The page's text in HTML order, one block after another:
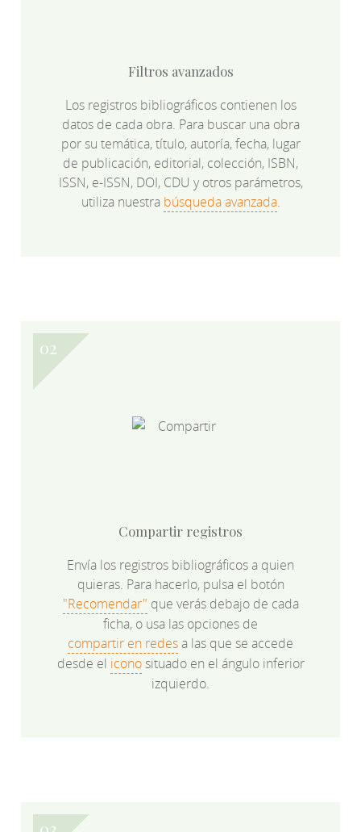
Filtros avanzados
Los registros bibliográficos contienen los
datos de cada obra. Para buscar una obra
por su temática, título, autoría, fecha, lugar
de publicación, editorial, colección, ISBN,
ISSN, e-ISSN, DOI, CDU y otros parámetros,
utiliza nuestra búsqueda avanzada.
Compartir registros
Envía los registros bibliográficos a quien
quieras. Para hacerlo, pulsa el botón
"Recomendar" que verás debajo de cada
ficha, o usa las opciones de
compartir en redesa las que se accede
desde el iconosituado en el ángulo inferior
izquierdo.